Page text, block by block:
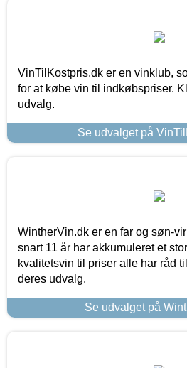
VinTilKostpris.dk er en vinklub,
for at købe vin til indkøbspriser.
udvalg.
Se udvalget på
WintherVin.dk er en far og søn-
snart 11 år har akkumuleret et
kvalitetsvin til priser alle har råd
deres udvalg.
Se udvalget på